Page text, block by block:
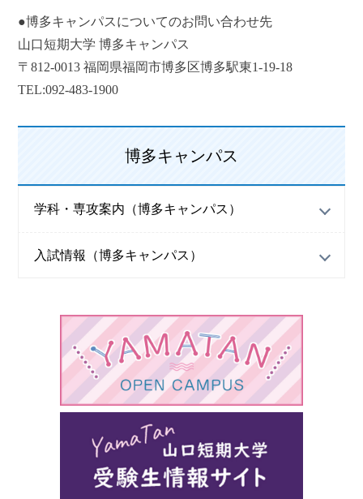
●博多キャンパスについてのお問い合わせ先
山口短期大学 博多キャンパス
〒812-0013 福岡県福岡市博多区博多駅東1-19-18
TEL:092-483-1900
博多キャンパス
学科・専攻案内（博多キャンパス）
入試情報（博多キャンパス）